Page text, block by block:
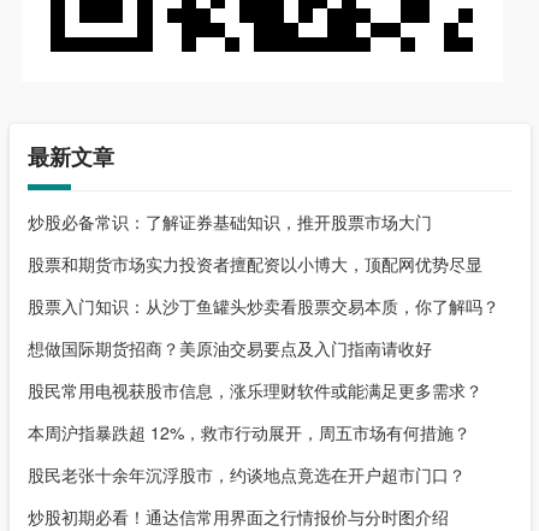
最新文章
炒股必备常识：了解证券基础知识，推开股票市场大门
股票和期货市场实力投资者擅配资以小博大，顶配网优势尽显
股票入门知识：从沙丁鱼罐头炒卖看股票交易本质，你了解吗？
想做国际期货招商？美原油交易要点及入门指南请收好
股民常用电视获股市信息，涨乐理财软件或能满足更多需求？
本周沪指暴跌超 12%，救市行动展开，周五市场有何措施？
股民老张十余年沉浮股市，约谈地点竟选在开户超市门口？
炒股初期必看！通达信常用界面之行情报价与分时图介绍